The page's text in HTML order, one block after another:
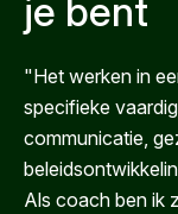
je bent
"Het werken in
specifieke
communicatie,
Als coach ben ik